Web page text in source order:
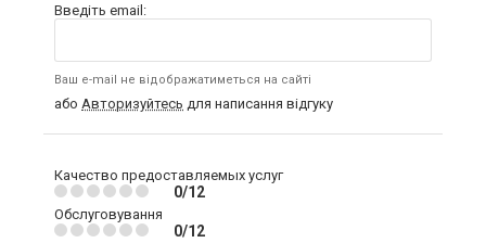
Введіть email:
Ваш e-mail не відображатиметься на сайті
або Авторизуйтесь для написання відгуку
Качество предоставляемых услуг
0/12
Обслуговування
0/12